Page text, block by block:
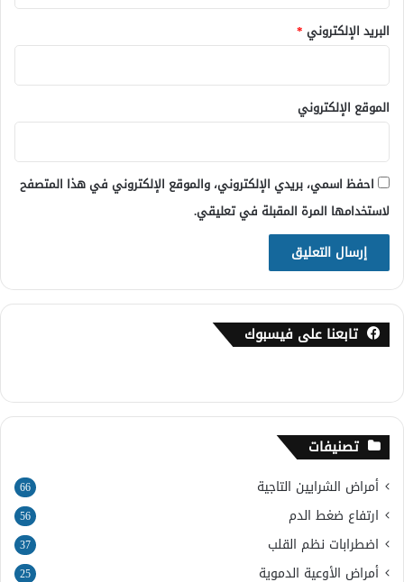
البريد الإلكتروني *
الموقع الإلكتروني
احفظ اسمي، بريدي الإلكتروني، والموقع الإلكتروني في هذا المتصفح
لاستخدامها المرة المقبلة في تعليقي.
تابعنا على فيسبوك
تصنيفات
أمراض الشرايين التاجية 66
ارتفاع ضغط الدم 56
اضطرابات نظم القلب 37
أمراض الأوعية الدموية 25